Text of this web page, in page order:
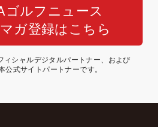
ゴルフニュース
ガ登録はこちら
ィシャルデジタルパートナー、および
公式サイトパートナーです。